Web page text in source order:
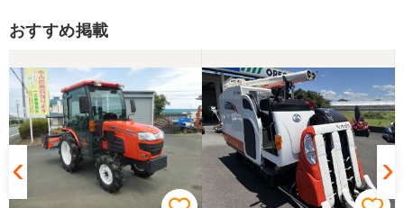
本当にお世話になりました。とにかく対応が素晴ら
しかったです。助かりました。 必要な農機具があっ
たら、まずチェックしようと思っています。 ありが
とうございました。
おすすめ掲載